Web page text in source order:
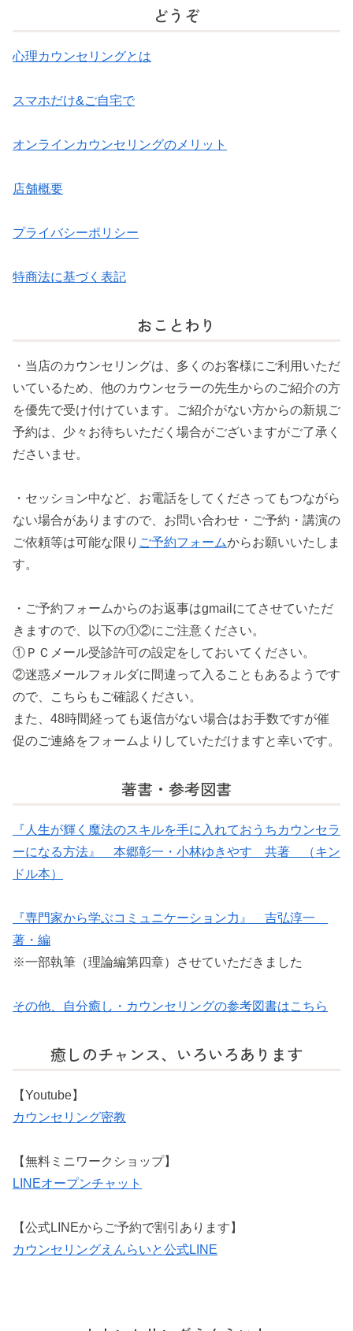
どうぞ
心理カウンセリングとは
スマホだけ&ご自宅で
オンラインカウンセリングのメリット
店舗概要
プライバシーポリシー
特商法に基づく表記
おことわり
・当店のカウンセリングは、多くのお客様にご利用いただ
いているため、他のカウンセラーの先生からのご紹介の方
を優先で受け付けています。ご紹介がない方からの新規ご
予約は、少々お待ちいただく場合がございますがご了承く
ださいませ。
・セッション中など、お電話をしてくださってもつながら
ない場合がありますので、お問い合わせ・ご予約・講演の
ご依頼等は可能な限り ご予約フォームからお願いいたしま
す。
・ご予約フォームからのお返事はgmailにてさせていただ
きますので、以下の①②にご注意ください。
①ＰＣメール受診許可の設定をしておいてください。
②迷惑メールフォルダに間違って入ることもあるようです
ので、こちらもご確認ください。
また、48時間経っても返信がない場合はお手数ですが催
促のご連絡をフォームよりしていただけますと幸いです。
著書・参考図書
『人生が輝く魔法のスキルを手に入れておうちカウンセラ
ーになる方法』 本郷彰一・小林ゆきやす 共著 （キン
ドル本）
『専門家から学ぶコミュニケーション力』 吉弘淳一
著・編
※一部執筆（理論編第四章）させていただきました
その他、自分癒し・カウンセリングの参考図書はこちら
癒しのチャンス、いろいろあります
【Youtube】
カウンセリング密教
【無料ミニワークショップ】
LINEオープンチャット
【公式LINEからご予約で割引あります】
カウンセリングえんらいと公式LINE